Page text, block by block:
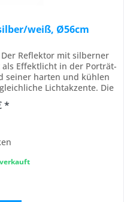
weiß, Ø56cm
Reflektor mit silberner
Effektlicht in der Porträt-
seiner harten und kühlen
Lichtakzente. Die
seinen Platz. Er sorgt
*